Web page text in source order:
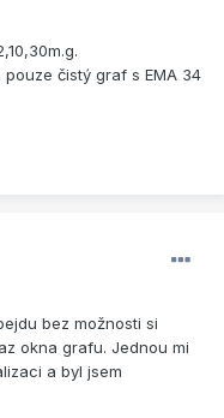
pouze čistý graf s EMA 34
bez možnosti si
okna grafu. Jednou mi
a byl jsem